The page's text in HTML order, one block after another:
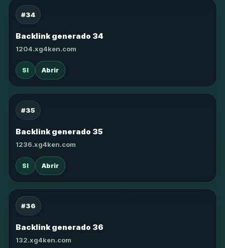
#34
Backlink generado 34
1204.xg4ken.com
SI Abrir
#35
Backlink generado 35
1236.xg4ken.com
SI Abrir
#36
Backlink generado 36
132.xg4ken.com